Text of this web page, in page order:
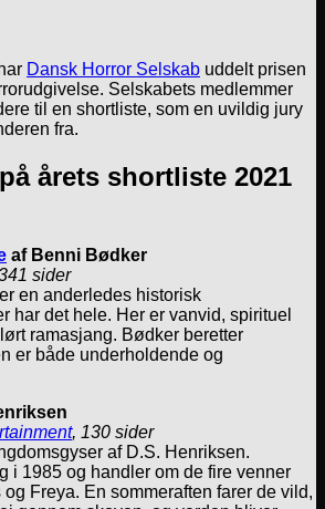
Dansk Horror Selskab uddelt prisen
Selskabets medlemmer
til en shortliste, som en uvildig jury
fra.
årets shortliste 2021
af Benni Bødker
sider
er en anderledes historisk
har det hele. Her er vanvid, spirituel
ramasjang. Bødker beretter
er både underholdende og
, 130 sider
af D.S. Henriksen.
i 1985 og handler om de fire venner
Freya. En sommeraften farer de vild,